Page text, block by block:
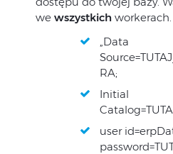
we wszystkich
„Data
RA;
Initial
user